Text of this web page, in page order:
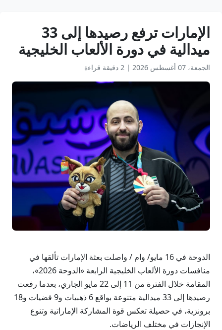
الإمارات ترفع رصيدها إلى 33
ميدالية في دورة الألعاب الخليجية
الجمعة، 07 أغسطس 2026 | 2 دقيقة قراءة
الدوحة في 16 مايو/ وام / واصلت بعثة الإمارات تألقها في
منافسات دورة الألعاب الخليجية الرابعة «الدوحة 2026»،
المقامة خلال الفترة من 11 إلى 22 مايو الجاري، بعدما رفعت
رصيدها إلى 33 ميدالية متنوعة بواقع 6 ذهبيات و9 فضيات و18
برونزية، في حصيلة تعكس قوة المشاركة الإماراتية وتنوع
الإنجازات في مختلف الرياضات.